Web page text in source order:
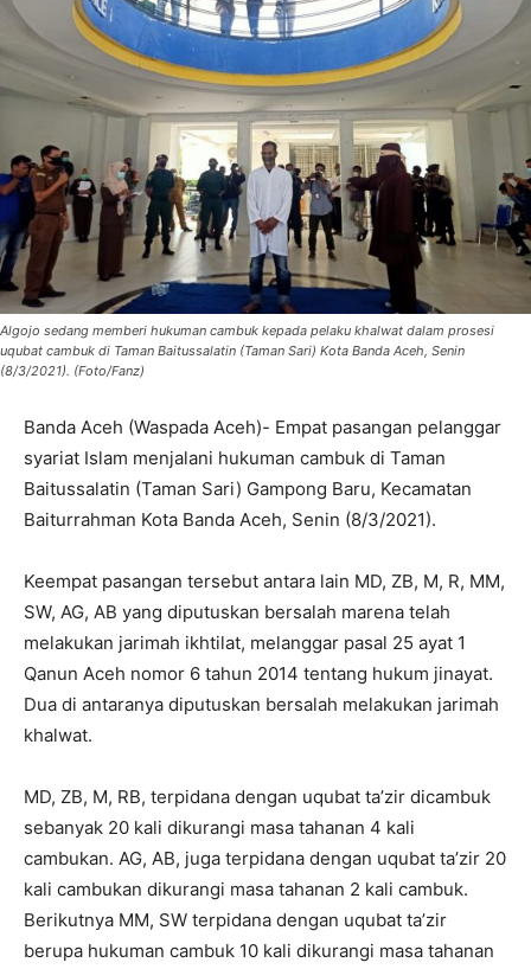
Algojo sedang memberi hukuman cambuk kepada pelaku khalwat dalam prosesi
uqubat cambuk di Taman Baitussalatin (Taman Sari) Kota Banda Aceh, Senin
(8/3/2021). (Foto/Fanz)
Banda Aceh (Waspada Aceh)- Empat pasangan pelanggar
syariat Islam menjalani hukuman cambuk di Taman
Baitussalatin (Taman Sari) Gampong Baru, Kecamatan
Baiturrahman Kota Banda Aceh, Senin (8/3/2021).
Keempat pasangan tersebut antara lain MD, ZB, M, R, MM,
SW, AG, AB yang diputuskan bersalah marena telah
melakukan jarimah ikhtilat, melanggar pasal 25 ayat 1
Qanun Aceh nomor 6 tahun 2014 tentang hukum jinayat.
Dua di antaranya diputuskan bersalah melakukan jarimah
khalwat.
MD, ZB, M, RB, terpidana dengan uqubat ta’zir dicambuk
sebanyak 20 kali dikurangi masa tahanan 4 kali
cambukan. AG, AB, juga terpidana dengan uqubat ta’zir 20
kali cambukan dikurangi masa tahanan 2 kali cambuk.
Berikutnya MM, SW terpidana dengan uqubat ta’zir
berupa hukuman cambuk 10 kali dikurangi masa tahanan